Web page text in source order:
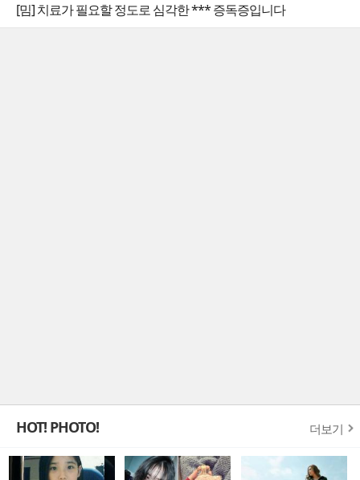
[밈] 치료가 필요할 정도로 심각한 *** 증독증입니다
HOT! PHOTO! 더보기